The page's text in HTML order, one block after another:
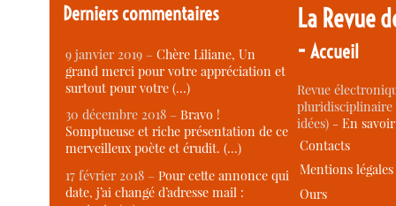
Derniers commentaires
9 janvier 2019 –Chère Liliane, Un
grand merci pour votre appréciation et
surtout pour votre (…)
30 décembre 2018 –Bravo !
Somptueuse et riche présentation de ce
merveilleux poète et érudit. (…)
17 février 2018 –Pour cette annonce qui
date, j’ai changé d’adresse mail :
La Revue
-Accueil
Revue
idées) -En
Contacts
Mentions légales
Ours